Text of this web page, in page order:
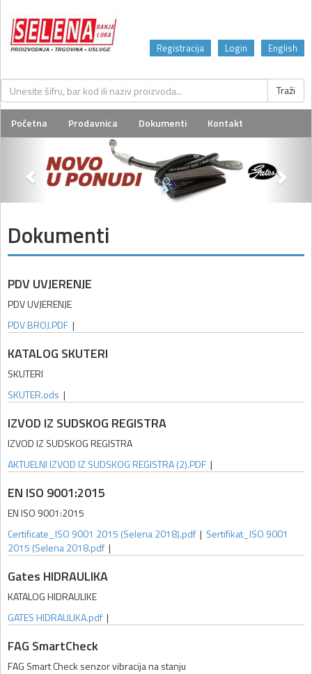
Registracija Login English
Početna Prodavnica Dokumenti Kontakt
Dokumenti
PDV UVJERENJE
PDV UVJERENJE
PDV BROJ.PDF |
KATALOG SKUTERI
SKUTERI
SKUTER.ods |
IZVOD IZ SUDSKOG REGISTRA
IZVOD IZ SUDSKOG REGISTRA
AKTUELNI IZVOD IZ SUDSKOG REGISTRA (2).PDF |
EN ISO 9001:2015
EN ISO 9001:2015
Certificate_ISO 9001 2015 (Selena 2018).pdf| Sertifikat_ISO 9001
2015 (Selena 2018.pdf|
Gates HIDRAULIKA
KATALOG HIDRAULIKE
GATES HIDRAULIKA.pdf|
FAG SmartCheck
FAG Smart Check senzor vibracija na stanju